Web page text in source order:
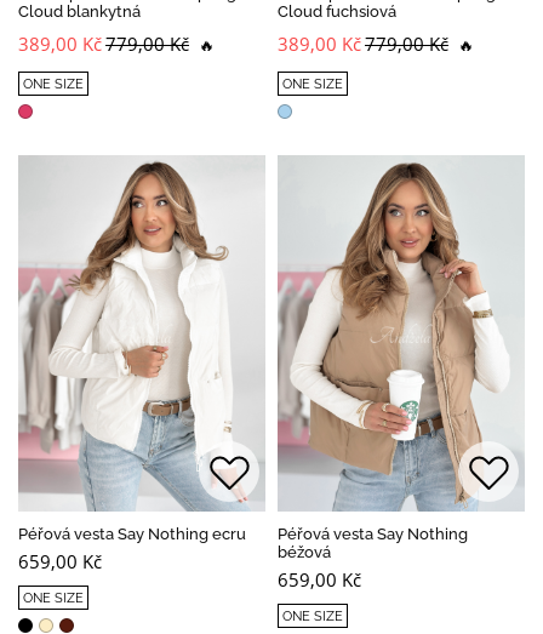
Cloud blankytná
389,00 Kč779,00 Kč 🔥
ONE SIZE
Cloud fuchsiová
389,00 Kč779,00 Kč 🔥
ONE SIZE
Péřová vesta Say Nothing ecru
659,00 Kč
ONE SIZE
Péřová vesta Say Nothing
béžová
659,00 Kč
ONE SIZE